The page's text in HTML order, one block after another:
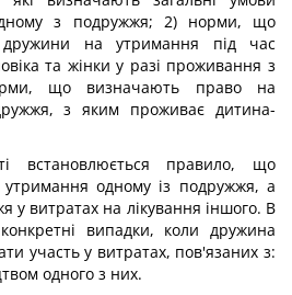
з подружжя; 2) норми, що
на утримання під час
та жінки у разі проживання з
що визначають право на
з яким проживає дитина-
встановлюється правило, що
утримання одному із подружжя, а
у витратах на лікування іншого. В
випадки, коли дружина
участь у витратах, пов'язаних з:
одного з них.